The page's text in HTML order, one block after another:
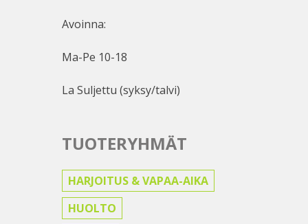
Avoinna:
Ma-Pe 10-18
La Suljettu (syksy/talvi)
TUOTERYHMÄT
HARJOITUS & VAPAA-AIKA
HUOLTO